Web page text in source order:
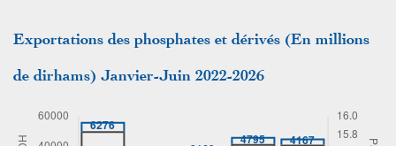
Exportations des phosphates et dérivés (En millions
de dirhams) Janvier-Juin 2022-2026